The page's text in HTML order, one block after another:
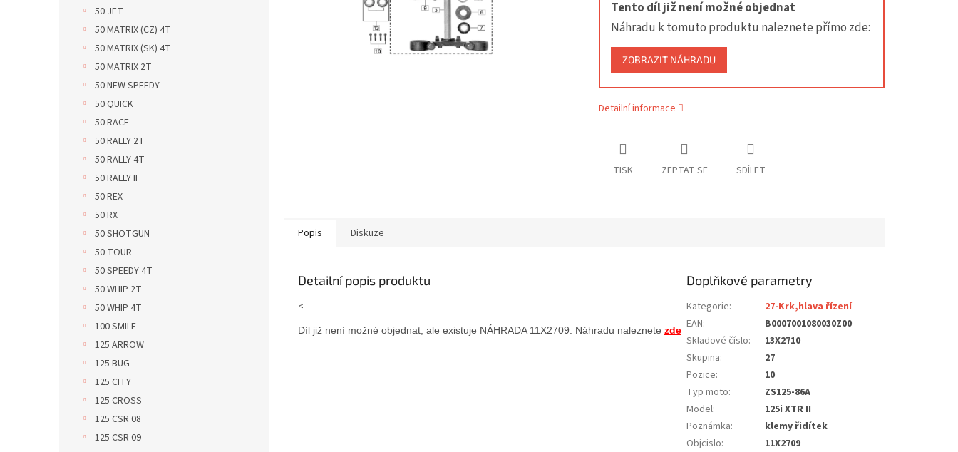
50 JET
50 MATRIX (CZ) 4T
50 MATRIX (SK) 4T
50 MATRIX 2T
50 NEW SPEEDY
50 QUICK
50 RACE
50 RALLY 2T
50 RALLY 4T
50 RALLY II
50 REX
50 RX
50 SHOTGUN
50 TOUR
50 SPEEDY 4T
50 WHIP 2T
50 WHIP 4T
100 SMILE
125 ARROW
125 BUG
125 CITY
125 CROSS
125 CSR 08
125 CSR 09
Tento díl již není možné objednat
Náhradu k tomuto produktu naleznete přímo zde:
ZOBRAZIT NÁHRADU
Detailní informace
TISK ZEPTAT SE SDÍLET
Popis Diskuze
Detailní popis produktu
<
Díl již není možné objednat, ale existuje NÁHRADA 11X2709. Náhradu naleznete zde
Doplňkové parametry
Kategorie:
27-Krk,hlava řízení
EAN:
B0007001080030Z00
Skladové číslo:
13X2710
Skupina:
27
Pozice:
10
Typ moto:
ZS125-86A
Model:
125i XTR II
Poznámka:
klemy řidítek
Objcislo:
11X2709